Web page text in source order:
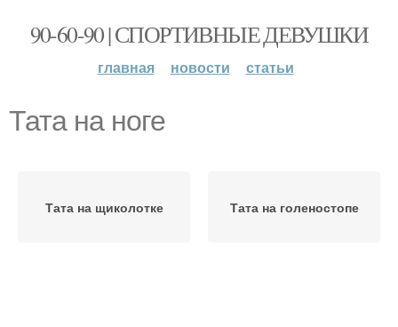
90-60-90 | СПОРТИВНЫЕ ДЕВУШКИ
главная новости статьи
Тата на ноге
Тата на щиколотке Тата на голеностопе